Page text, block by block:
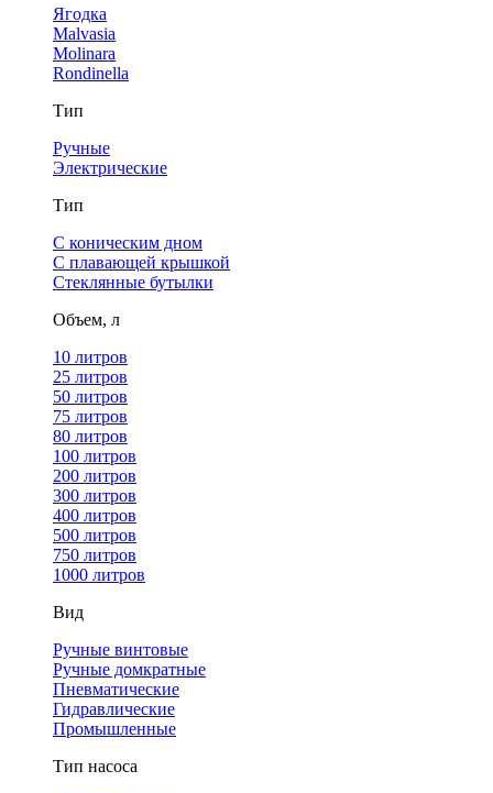
Ягодка
Malvasia
Molinara
Rondinella
Тип
Ручные
Электрические
Тип
С коническим дном
С плавающей крышкой
Стеклянные бутылки
Объем, л
10 литров
25 литров
50 литров
75 литров
80 литров
100 литров
200 литров
300 литров
400 литров
500 литров
750 литров
1000 литров
Вид
Ручные винтовые
Ручные домкратные
Пневматические
Гидравлические
Промышленные
Тип насоса